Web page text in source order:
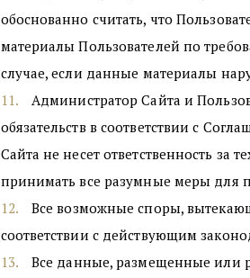
обоснованно считать, что
материалы Пользователей по
случае, если данные материалы
Администратор Сайта и
обязательств в соответствии с
Сайта не несет ответственность за
принимать все разумные меры для
Все возможные споры,
соответствии с действующим
Все данные, размещенные или